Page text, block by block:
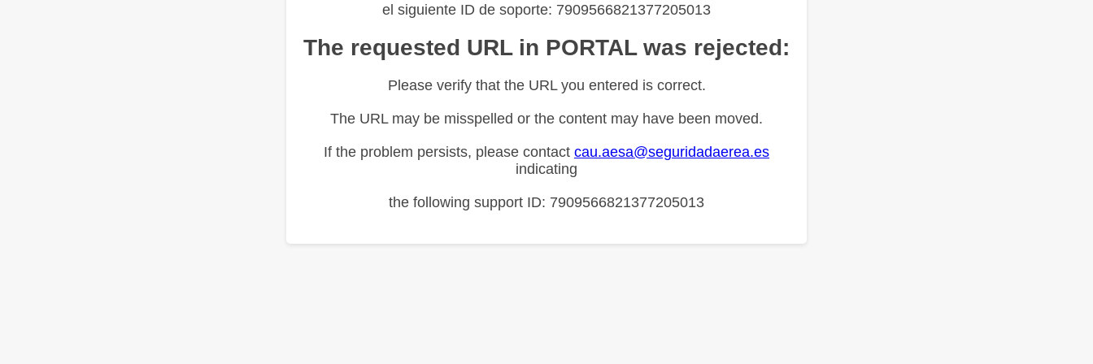
el siguiente ID de soporte: 7909566821377205013
The requested URL in PORTAL was rejected:
Please verify that the URL you entered is correct.
The URL may be misspelled or the content may have been moved.
If the problem persists, please contact cau.aesa@seguridadaerea.es
indicating
the following support ID: 7909566821377205013